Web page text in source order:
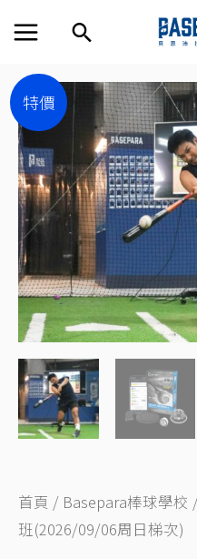
至
容
搜
尋
框
特價
首頁 / Basepara棒球學校
班(2026/09/06周日梯次)
原
始
價
格：
Basepara
打
擊
動
力
鏈
訓
練
班
(2026/09/06
周
日
數